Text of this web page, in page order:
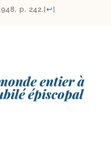
p. 242.[↩]
entier à
épiscopal